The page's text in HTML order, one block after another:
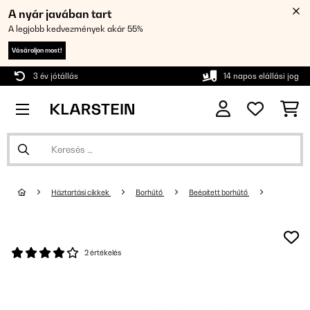
A nyár javában tart
A legjobb kedvezmények akár 55%
Vásároljon most!
3 év jótállás 14 napos elállási jog
Háztartási cikkek Borhűtő Beépített borhűtő
2 értékelés